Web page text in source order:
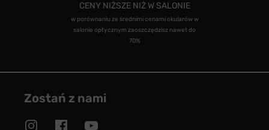
CENY NIŻSZE NIŻ W SALONIE
w porównaniu ze średnimi cenami okularów w
salonie optycznym zaoszczędzisz nawet do
70%
Zostań z nami